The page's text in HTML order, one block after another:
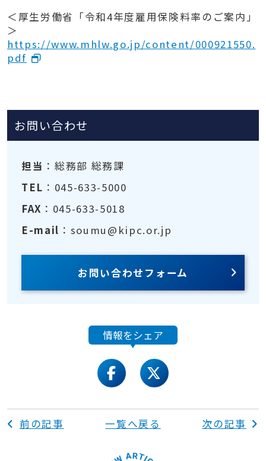
＜厚生労働省「令和4年度雇用保険料率のご案内」
＞
https://www.mhlw.go.jp/content/000921550.
pdf
お問い合わせ
担当 ：総務部 総務課
TEL ：045-633-5000
FAX ：045-633-5018
E-mail ：soumu@kipc.or.jp
お問い合わせフォーム
情報をシェア
facebooktwitter
前の記事 一覧へ戻る 次の記事